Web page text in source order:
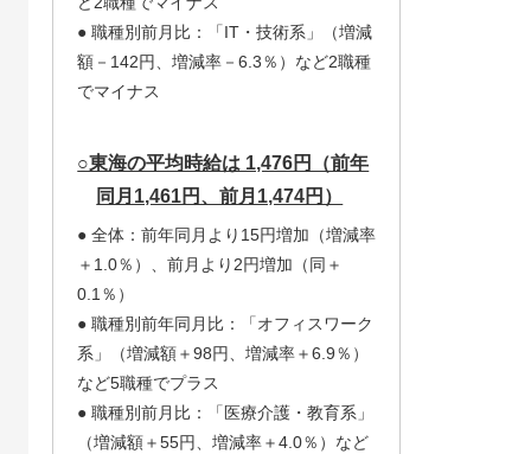
● 職種別前月比：「IT・技術系」（増減
額－142円、増減率－6.3％）など2職種
でマイナス
○東海の平均時給は 1,476円（前年
同月1,461円、前月1,474円）
● 全体：前年同月より15円増加（増減率
＋1.0％）、前月より2円増加（同＋
0.1％）
● 職種別前年同月比：「オフィスワーク
系」（増減額＋98円、増減率＋6.9％）
など5職種でプラス
● 職種別前月比：「医療介護・教育系」
（増減額＋55円、増減率＋4.0％）など